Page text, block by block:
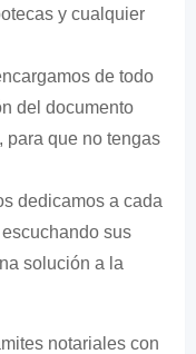
y cualquier
de todo
del documento
para que no tengas
dedicamos a cada
sus
solución a la
notariales con